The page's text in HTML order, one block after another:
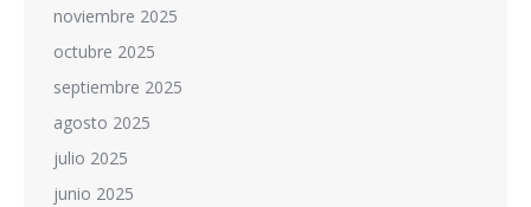
noviembre 2025
octubre 2025
septiembre 2025
agosto 2025
julio 2025
junio 2025